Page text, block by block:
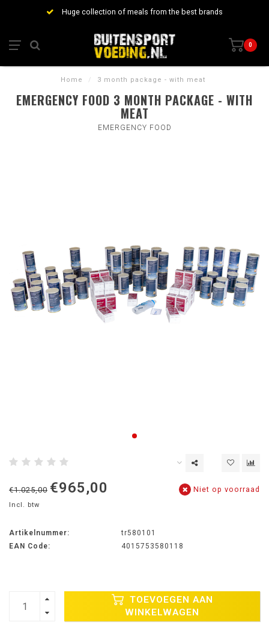
Huge collection of meals from the best brands
0
Home / 3 month package - with meat
EMERGENCY FOOD 3 MONTH PACKAGE - WITH
MEAT
EMERGENCY FOOD
€1.025,00 €965,00
Incl. btw
Niet op voorraad
Artikelnummer:
tr580101
EAN Code:
4015753580118
TOEVOEGEN AAN
WINKELWAGEN